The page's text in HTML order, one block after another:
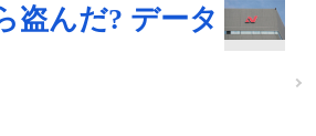
盗んだ? データ